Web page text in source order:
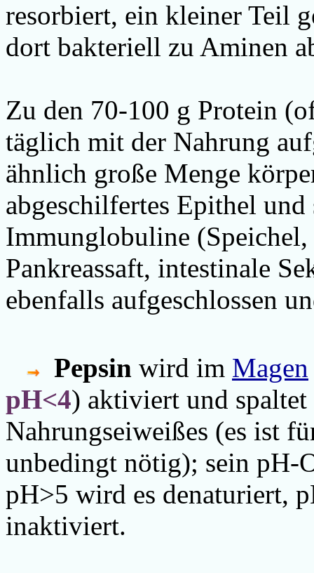
resorbiert, ein kleiner Teil
dort bakteriell zu Aminen
Zu den 70-100 g Protein
täglich mit der Nahrung
ähnlich große Menge
abgeschilfertes Epithel
Immunglobuline
Pankreassaft, intestinale
ebenfalls aufgeschlossen
Pepsin wird im Magen
pH<4) aktiviert und spaltet
Nahrungseiweißes (es ist
unbedingt nötig); sein pH-
pH>5 wird es denaturiert,
inaktiviert.